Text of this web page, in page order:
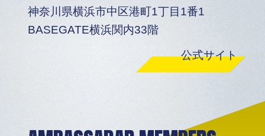
神奈川県横浜市中区港町1丁目1番1
BASEGATE横浜関内33階
公式サイト